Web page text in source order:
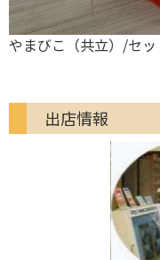
やまびこ（共立）/セ
出店情報